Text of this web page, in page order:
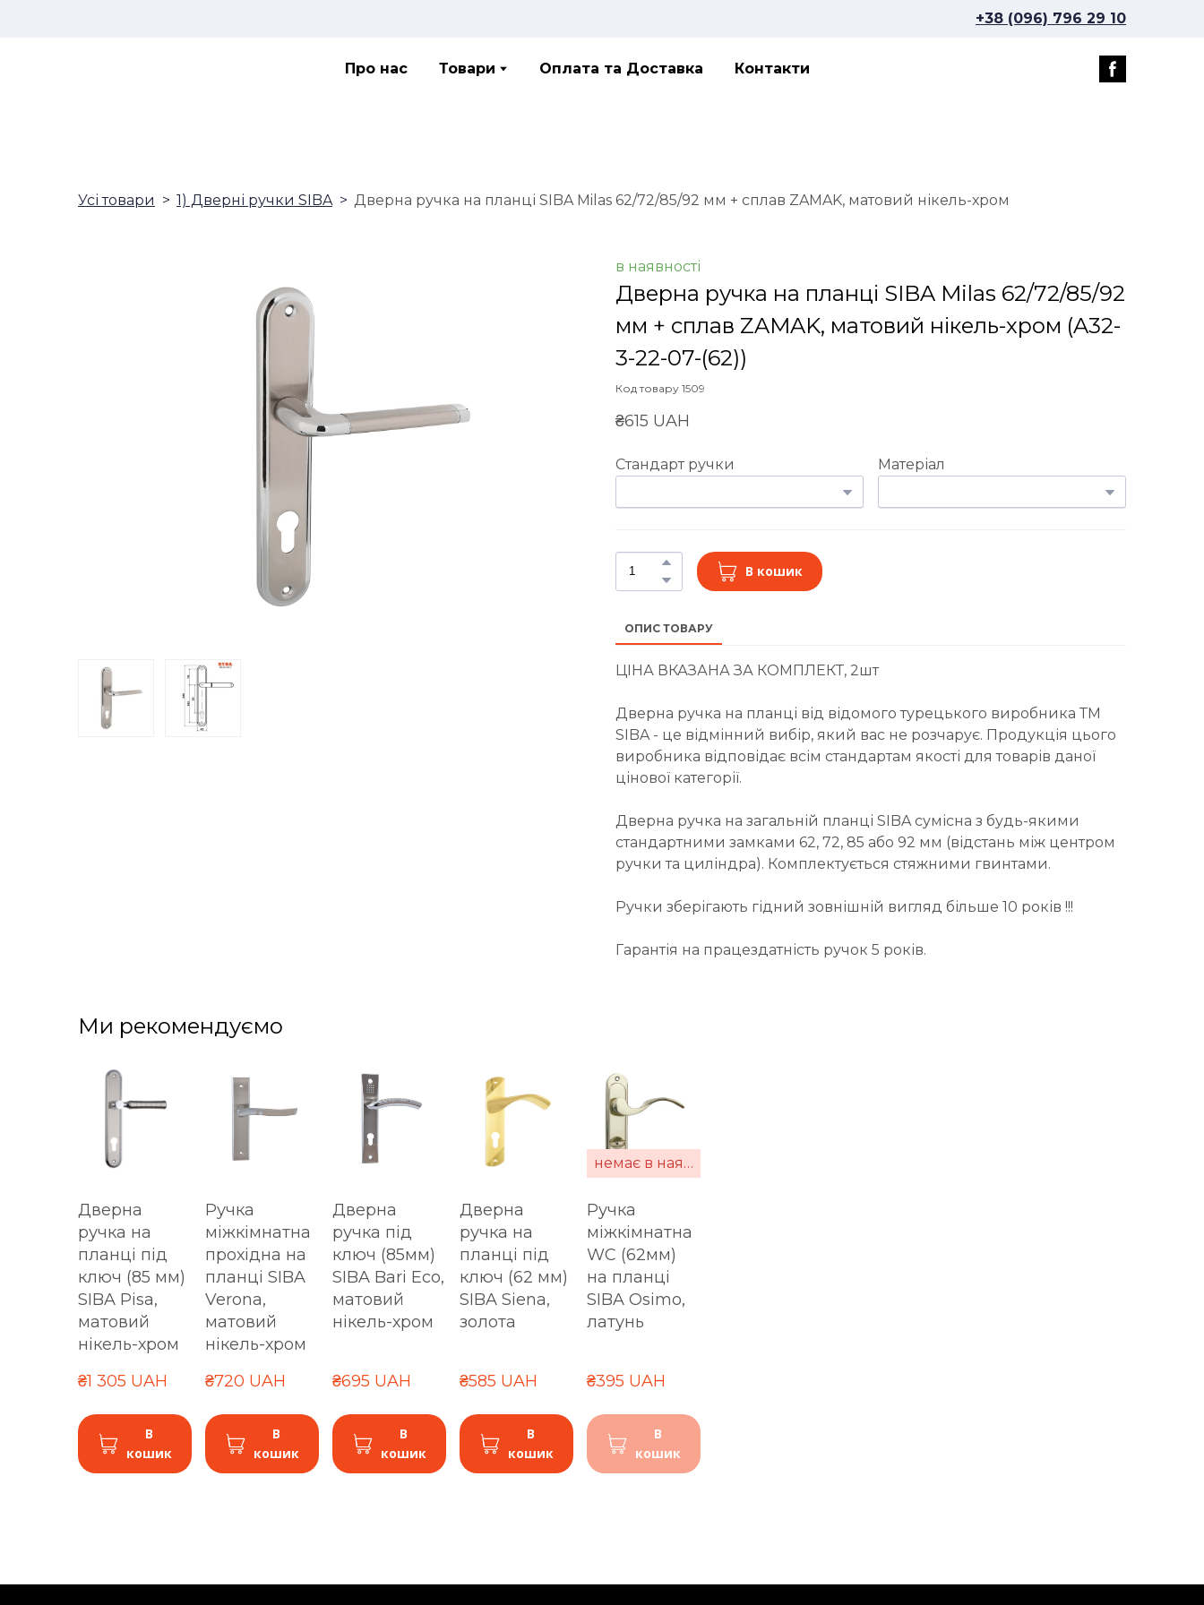
+38 (096) 796 29 10
Про нас Товари Оплата та Доставка Контакти
Усі товари 1) Дверні ручки SIBA Дверна ручка на планці SIBA Milas 62/72/85/92 мм + сплав ZAMAK, матовий нікель-хром
в наявності
Дверна ручка на планці SIBA Milas 62/72/85/92
мм + сплав ZAMAK, матовий нікель-хром (A32-
3-22-07-(62))
Код товару 1509
₴615 UAH
Стандарт ручки Матеріал
В кошик
ОПИС ТОВАРУ
ЦІНА ВКАЗАНА ЗА КОМПЛЕКТ, 2шт
Дверна ручка на планці від відомого турецького виробника ТМ
SIBA - це відмінний вибір, який вас не розчарує. Продукція цього
виробника відповідає всім стандартам якості для товарів даної
цінової категорії.
Дверна ручка на загальній планці SIBA сумісна з будь-якими
стандартними замками 62, 72, 85 або 92 мм (відстань між центром
ручки та циліндра). Комплектується стяжними гвинтами.
Ручки зберігають гідний зовнішній вигляд більше 10 років !!!
Гарантія на працездатність ручок 5 років.
Ми рекомендуємо
Дверна
ручка на
планці під
ключ (85 мм)
SIBA Pisa,
матовий
нікель-хром
₴1 305 UAH
В
кошик
Ручка
міжкімнатна
прохідна на
планці SIBA
Verona,
матовий
нікель-хром
₴720 UAH
В
кошик
Дверна
ручка під
ключ (85мм)
SIBA Bari Eco,
матовий
нікель-хром
₴695 UAH
В
кошик
Дверна
ручка на
планці під
ключ (62 мм)
SIBA Siena,
золота
₴585 UAH
В
кошик
немає в наявності
Ручка
міжкімнатна
WC (62мм)
на планці
SIBA Osimo,
латунь
₴395 UAH
В
кошик